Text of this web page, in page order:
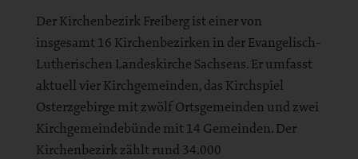
Der Kirchenbezirk Freiberg ist einer von
insgesamt 16 Kirchenbezirken in der Evangelisch-
Lutherischen Landeskirche Sachsens. Er umfasst
aktuell vier Kirchgemeinden, das Kirchspiel
Osterzgebirge mit zwölf Ortsgemeinden und zwei
Kirchgemeindebünde mit 14 Gemeinden. Der
Kirchenbezirk zählt rund 34.000